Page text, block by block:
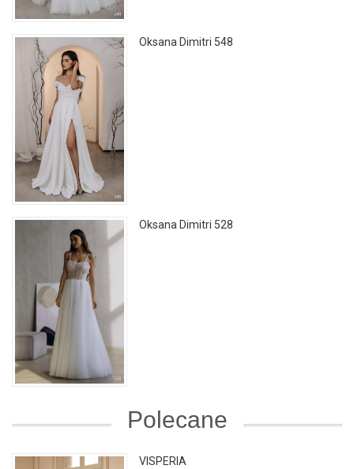
Oksana Dimitri 548
Oksana Dimitri 528
Polecane
VISPERIA